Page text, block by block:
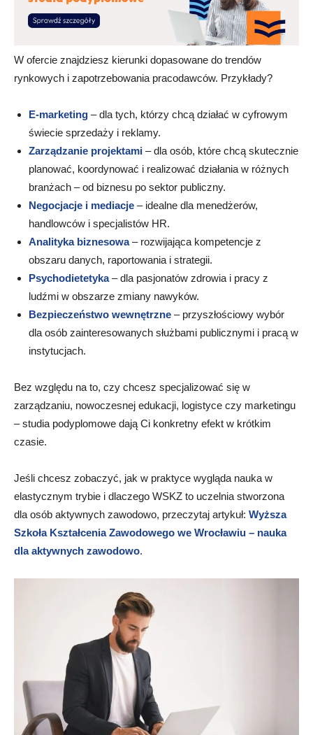
W ofercie znajdziesz kierunki dopasowane do trendów
rynkowych i zapotrzebowania pracodawców. Przykłady?
E-marketing – dla tych, którzy chcą działać w cyfrowym
świecie sprzedaży i reklamy.
Zarządzanie projektami – dla osób, które chcą skutecznie
planować, koordynować i realizować działania w różnych
branżach – od biznesu po sektor publiczny.
Negocjacje i mediacje – idealne dla menedżerów,
handlowców i specjalistów HR.
Analityka biznesowa– rozwijająca kompetencje z
obszaru danych, raportowania i strategii.
Psychodietetyka– dla pasjonatów zdrowia i pracy z
ludźmi w obszarze zmiany nawyków.
Bezpieczeństwo wewnętrzne – przyszłościowy wybór
dla osób zainteresowanych służbami publicznymi i pracą w
instytucjach.
Bez względu na to, czy chcesz specjalizować się w
zarządzaniu, nowoczesnej edukacji, logistyce czy marketingu
– studia podyplomowe dają Ci konkretny efekt w krótkim
czasie.
Jeśli chcesz zobaczyć, jak w praktyce wygląda nauka w
elastycznym trybie i dlaczego WSKZ to uczelnia stworzona
dla osób aktywnych zawodowo, przeczytaj artykuł: Wyższa
Szkoła Kształcenia Zawodowego we Wrocławiu – nauka
dla aktywnych zawodowo.